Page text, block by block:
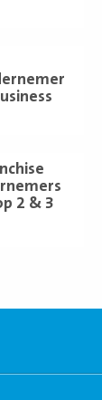
2 & 3